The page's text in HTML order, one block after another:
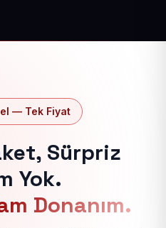
— Tek Fiyat
Sürpriz
Yok.
Donanım.